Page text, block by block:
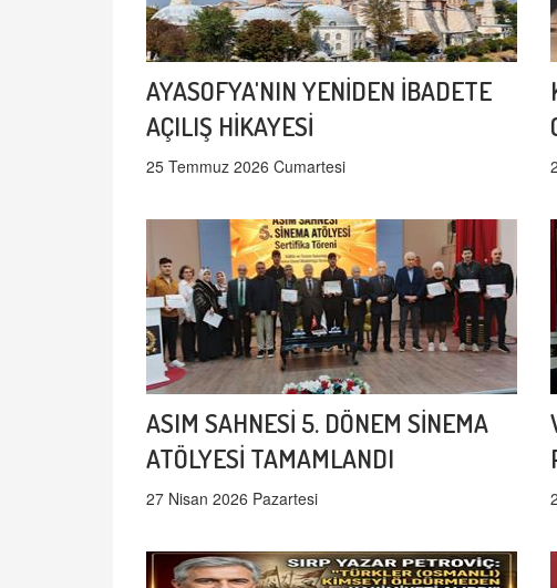
AYASOFYA'NIN YENİDEN İBADETE
AÇILIŞ HİKAYESİ
25 Temmuz 2026 Cumartesi
ASIM SAHNESİ 5. DÖNEM SİNEMA
ATÖLYESİ TAMAMLANDI
27 Nisan 2026 Pazartesi